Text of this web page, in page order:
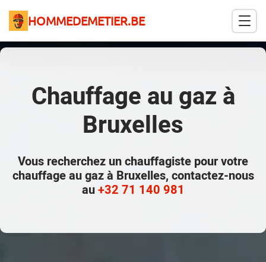
HOMMEDEMETIER.BE
Chauffage au gaz à
Bruxelles
Vous recherchez un chauffagiste pour votre
chauffage au gaz à Bruxelles, contactez-nous
au+32 71 140 981